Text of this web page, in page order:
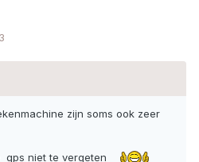
zijn soms ook zeer
gps niet te vergeten